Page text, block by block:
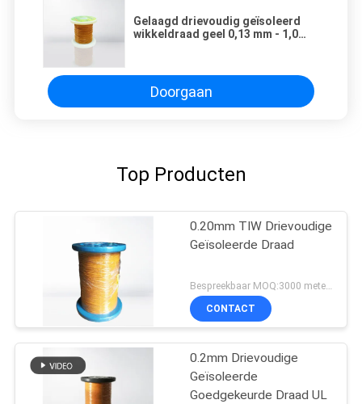
Gelaagd drievoudig geïsoleerd
wikkeldraad geel 0,13 mm - 1,0
Doorgaan
Top Producten
0.20mm TIW Drievoudige
Geïsoleerde Draad
Bespreekbaar MOQ:3000 meters
CONTACT
0.2mm Drievoudige
Geïsoleerde
Goedgekeurde Draad UL